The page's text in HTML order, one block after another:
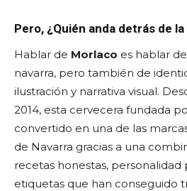
Pero, ¿Quién anda detrás de
Hablar de Morlaco es hablar
navarra, pero también de
ilustración y narrativa visual.
2014, esta cervecera fundada
convertido en una de las
de Navarra gracias a una
recetas honestas, personalidad
etiquetas que han conseguido